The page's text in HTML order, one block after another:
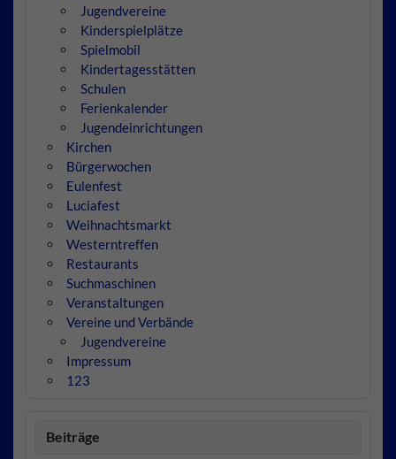
Jugendvereine
Kinderspielplätze
Spielmobil
Kindertagesstätten
Schulen
Ferienkalender
Jugendeinrichtungen
Kirchen
Bürgerwochen
Eulenfest
Luciafest
Weihnachtsmarkt
Westerntreffen
Restaurants
Suchmaschinen
Veranstaltungen
Vereine und Verbände
Jugendvereine
Impressum
123
Beiträge